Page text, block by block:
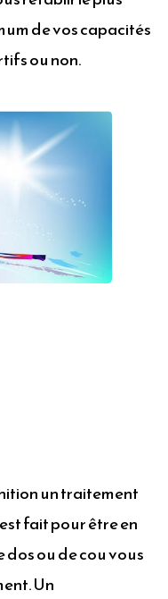
de vos capacités
ou non.
un traitement
fait pour être en
dos ou de cou vous
Un